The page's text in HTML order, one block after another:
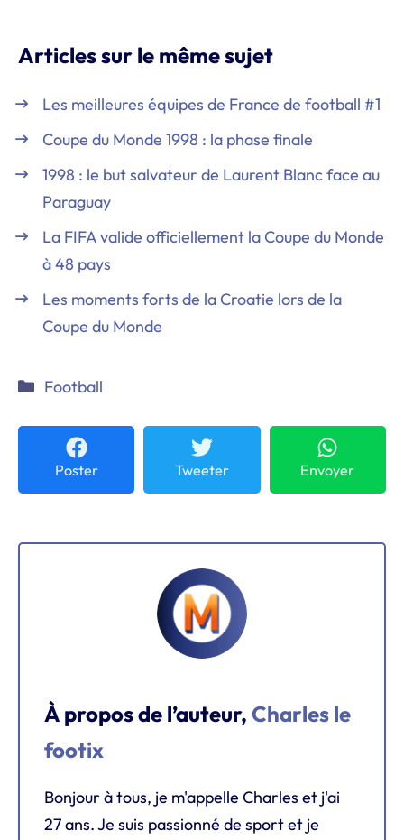
Articles sur le même sujet
Les meilleures équipes de France de football #1
Coupe du Monde 1998 : la phase finale
1998 : le but salvateur de Laurent Blanc face au
Paraguay
La FIFA valide officiellement la Coupe du Monde
à 48 pays
Les moments forts de la Croatie lors de la
Coupe du Monde
Catégories
Football
Poster Tweeter Envoyer
À propos de l’auteur, Charles le
footix
Bonjour à tous, je m'appelle Charles et j'ai
27 ans. Je suis passionné de sport et je